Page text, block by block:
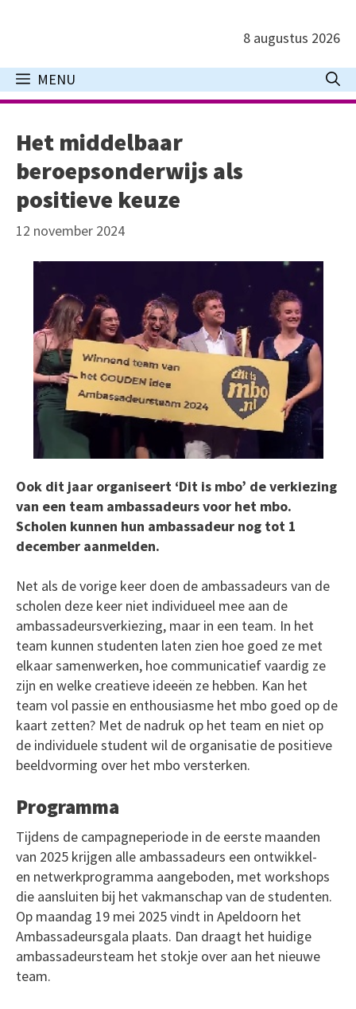
inhoud
8 augustus 2026
MENU
Het middelbaar
beroepsonderwijs als
positieve keuze
12 november 2024
Ook dit jaar organiseert ‘Dit is mbo’ de verkiezing
van een team ambassadeurs voor het mbo.
Scholen kunnen hun ambassadeur nog tot 1
december aanmelden.
Net als de vorige keer doen de ambassadeurs van de
scholen deze keer niet individueel mee aan de
ambassadeursverkiezing, maar in een team. In het
team kunnen studenten laten zien hoe goed ze met
elkaar samenwerken, hoe communicatief vaardig ze
zijn en welke creatieve ideeën ze hebben. Kan het
team vol passie en enthousiasme het mbo goed op de
kaart zetten? Met de nadruk op het team en niet op
de individuele student wil de organisatie de positieve
beeldvorming over het mbo versterken.
Programma
Tijdens de campagneperiode in de eerste maanden
van 2025 krijgen alle ambassadeurs een ontwikkel-
en netwerkprogramma aangeboden, met workshops
die aansluiten bij het vakmanschap van de studenten.
Op maandag 19 mei 2025 vindt in Apeldoorn het
Ambassadeursgala plaats. Dan draagt het huidige
ambassadeursteam het stokje over aan het nieuwe
team.